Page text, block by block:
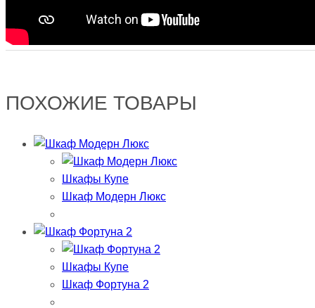
ПОХОЖИЕ ТОВАРЫ
Шкафы Купе
Шкаф Модерн Люкс
Шкафы Купе
Шкаф Фортуна 2